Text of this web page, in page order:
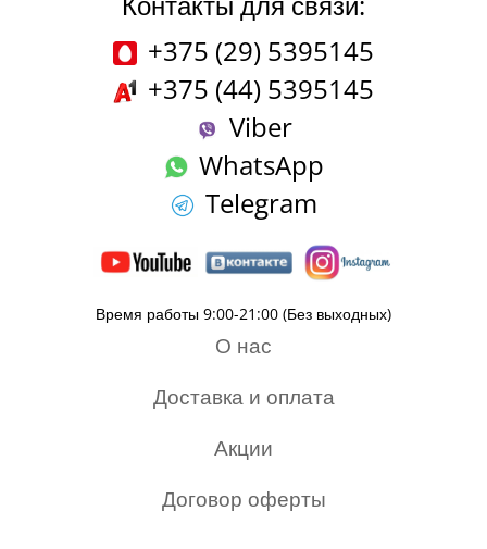
+375 (29) 5395145
+375 (44) 5395145
Viber
WhatsApp
Telegram
Время работы 9:00-21:00 (Без выходных)
О нас
Доставка и оплата
Акции
Договор оферты